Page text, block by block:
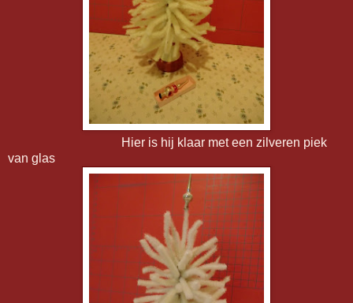
Hier is hij klaar met een zilveren piek
van glas